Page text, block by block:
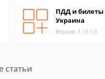
ПДД и билеты
Украина
Версия: 1.13.1.0
статьи